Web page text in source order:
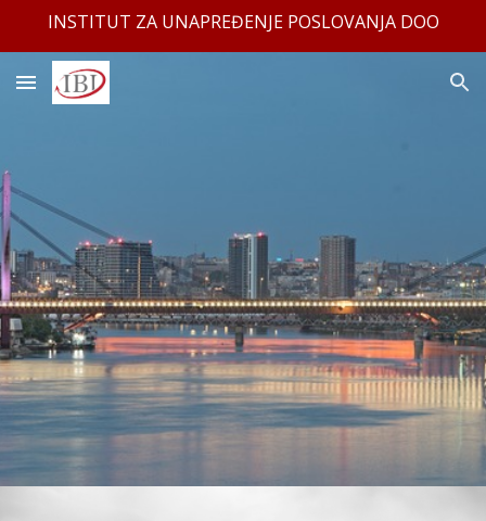
INSTITUT ZA UNAPREĐENJE POSLOVANJA DOO